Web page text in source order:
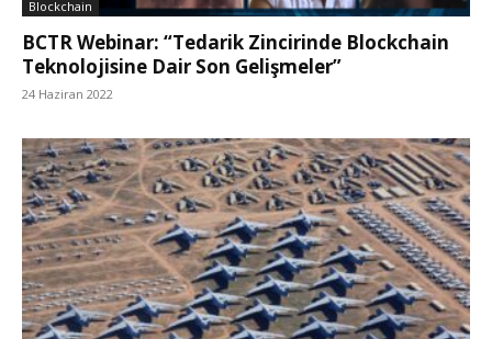
Blockchain
BCTR Webinar: “Tedarik Zincirinde Blockchain
Teknolojisine Dair Son Gelişmeler”
24 Haziran 2022